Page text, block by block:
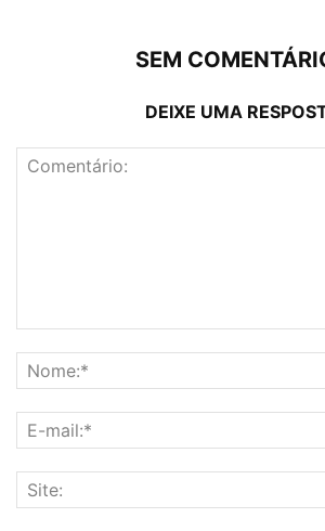
SEM
DEIXE UMA